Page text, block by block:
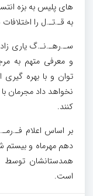
های پلیس به بزه
به قـ.تـ.ل را
سـ.رهـ.نـ.گ یاری
و معرفی متهم به
توان و با بهره
نخواهد داد مجرمان
کنند.
بر اساس اعلام
دهم مهرماه و بیستم
همدستانشان توسط
است.